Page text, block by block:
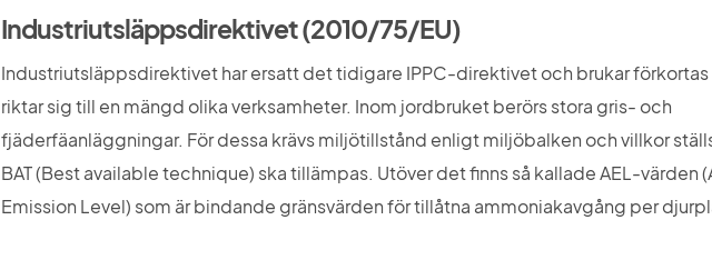
Industriutsläppsdirektivet (2010/75/EU)
Industriutsläppsdirektivet har ersatt det tidigare IPPC-direktivet och brukar förkortas
riktar sig till en mängd olika verksamheter. Inom jordbruket berörs stora gris- och
fjäderfäanläggningar. För dessa krävs miljötillstånd enligt miljöbalken och villkor
BAT (Best available technique) ska tillämpas. Utöver det finns så kallade AEL-värden
Emission Level) som är bindande gränsvärden för tillåtna ammoniakavgång per